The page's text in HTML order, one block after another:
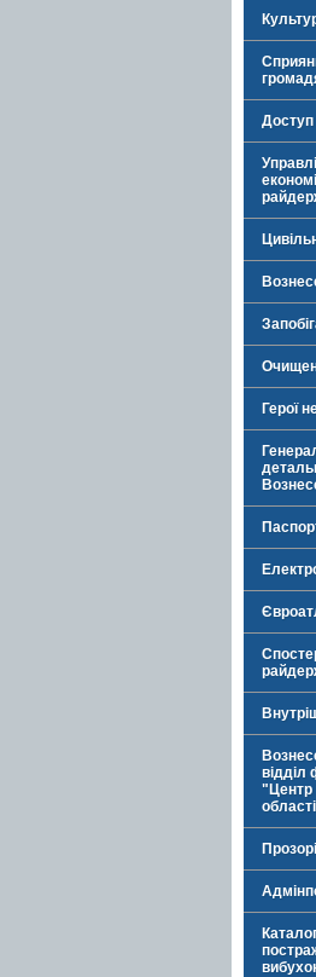
Доступ
Герої
відділ
"Центр
області